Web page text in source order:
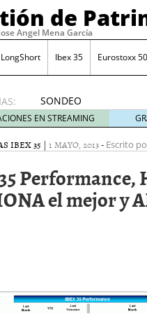
de
Angel Mena García
LongShort Ibex 35 Eurostoxx 50
SONDEO
IBEX35.
ACCESO
A LA
DE
TODOS
LOS
SONDEO DIARIO
anuales. Se constata
EN STREAMING
IBEX 35 | 1 MAYO, 2013- Escrito
el mejor y